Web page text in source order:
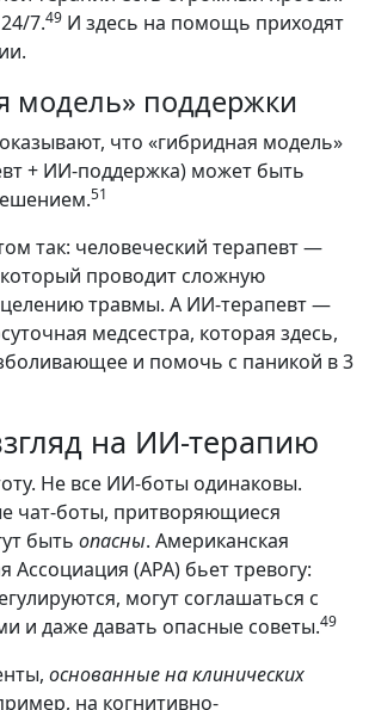
7.49 И здесь на помощь приходят
модель» поддержки
что «гибридная модель»
+ ИИ-поддержка) может быть
51
так: человеческий терапевт —
проводит сложную
травмы. А ИИ-терапевт —
медсестра, которая здесь,
и помочь с паникой в 3
на ИИ-терапию
Не все ИИ-боты одинаковы.
чат-боты, притворяющиеся
быть опасны. Американская
Ассоциация (APA) бьет тревогу:
могут соглашаться с
и даже давать опасные советы.49
основанные на клинических
на когнитивно-